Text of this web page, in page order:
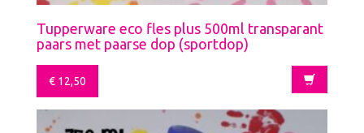
Tupperware eco fles plus 500ml transparant
paars met paarse dop (sportdop)
€ 12,50